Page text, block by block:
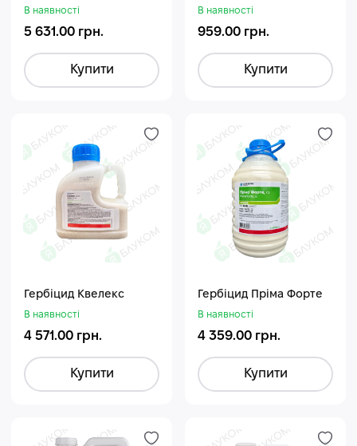
В наявності
5 631.00 грн.
Купити
В наявності
959.00 грн.
Купити
Гербіцид Квелекс
В наявності
4 571.00 грн.
Купити
Гербіцид Пріма Форте
В наявності
4 359.00 грн.
Купити